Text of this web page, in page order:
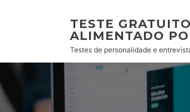
TESTE GRATUITO
ALIMENTADO
Testes de personalidade e